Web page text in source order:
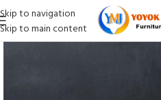
Skip to navigation
Skip to main content